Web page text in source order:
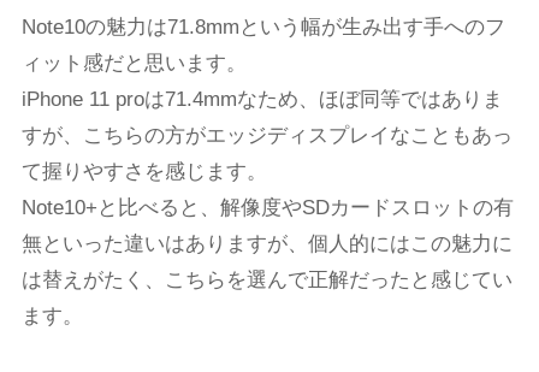
Note10の魅力は71.8mmという幅が生み出す手へのフ
ィット感だと思います。
iPhone 11 proは71.4mmなため、ほぼ同等ではありま
すが、こちらの方がエッジディスプレイなこともあっ
て握りやすさを感じます。
Note10+と比べると、解像度やSDカードスロットの有
無といった違いはありますが、個人的にはこの魅力に
は替えがたく、こちらを選んで正解だったと感じてい
ます。